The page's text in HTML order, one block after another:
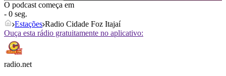
O podcast começa em
- 0 seg.
Estações Radio Cidade Foz Itajaí
Ouça esta rádio gratuitamente no aplicativo:
radio.net